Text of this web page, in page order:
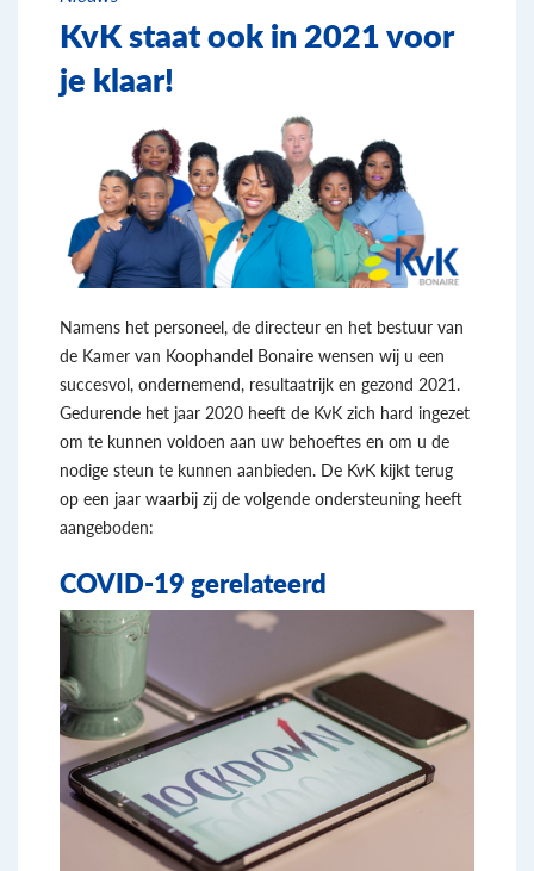
KvK staat ook in 2021 voor
je klaar!
Namens het personeel, de directeur en het bestuur van
de Kamer van Koophandel Bonaire wensen wij u een
succesvol, ondernemend, resultaatrijk en gezond 2021.
Gedurende het jaar 2020 heeft de KvK zich hard ingezet
om te kunnen voldoen aan uw behoeftes en om u de
nodige steun te kunnen aanbieden. De KvK kijkt terug
op een jaar waarbij zij de volgende ondersteuning heeft
aangeboden:
COVID-19 gerelateerd